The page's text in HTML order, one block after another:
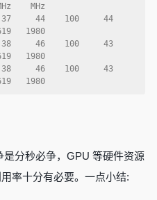
MHz
37     44    100     44
1980
38     46    100     43
1980
38     46    100     43
分秒必争，GPU 等硬件资源
率十分有必要。一点小结: